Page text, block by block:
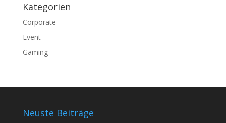
Kategorien
Corporate
Event
Gaming
Neuste Beiträge